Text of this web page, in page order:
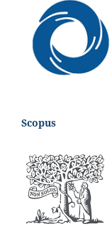
Scopus